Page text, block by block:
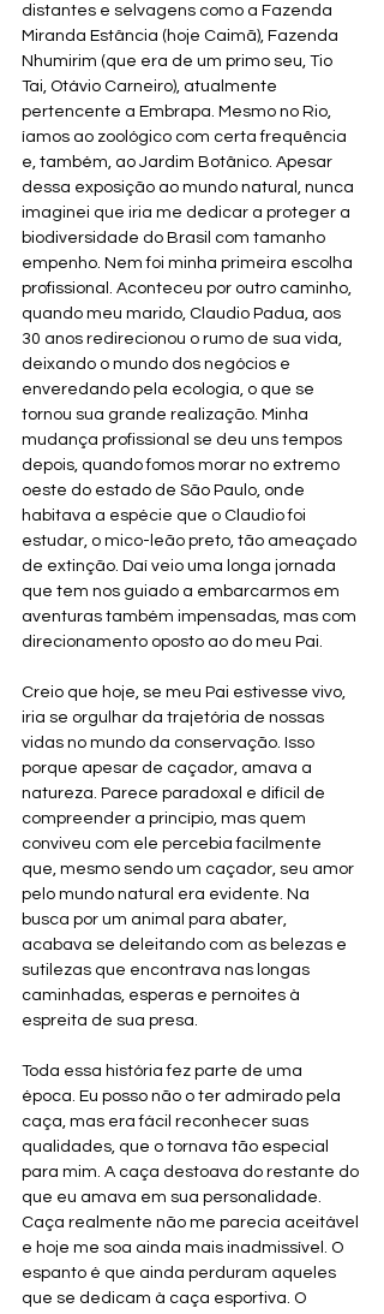
distantes e selvagens como a Fazenda
Miranda Estância (hoje Caimã), Fazenda
Nhumirim (que era de um primo seu, Tio
Tai, Otávio Carneiro), atualmente
pertencente a Embrapa. Mesmo no Rio,
íamos ao zoológico com certa frequência
e, também, ao Jardim Botânico. Apesar
dessa exposição ao mundo natural, nunca
imaginei que iria me dedicar a proteger a
biodiversidade do Brasil com tamanho
empenho. Nem foi minha primeira escolha
profissional. Aconteceu por outro caminho,
quando meu marido, Claudio Padua, aos
30 anos redirecionou o rumo de sua vida,
deixando o mundo dos negócios e
enveredando pela ecologia, o que se
tornou sua grande realização. Minha
mudança profissional se deu uns tempos
depois, quando fomos morar no extremo
oeste do estado de São Paulo, onde
habitava a espécie que o Claudio foi
estudar, o mico-leão preto, tão ameaçado
de extinção. Daí veio uma longa jornada
que tem nos guiado a embarcarmos em
aventuras também impensadas, mas com
direcionamento oposto ao do meu Pai.
Creio que hoje, se meu Pai estivesse vivo,
iria se orgulhar da trajetória de nossas
vidas no mundo da conservação. Isso
porque apesar de caçador, amava a
natureza. Parece paradoxal e difícil de
compreender a princípio, mas quem
conviveu com ele percebia facilmente
que, mesmo sendo um caçador, seu amor
pelo mundo natural era evidente. Na
busca por um animal para abater,
acabava se deleitando com as belezas e
sutilezas que encontrava nas longas
caminhadas, esperas e pernoites à
espreita de sua presa.
Toda essa história fez parte de uma
época. Eu posso não o ter admirado pela
caça, mas era fácil reconhecer suas
qualidades, que o tornava tão especial
para mim. A caça destoava do restante do
que eu amava em sua personalidade.
Caça realmente não me parecia aceitável
e hoje me soa ainda mais inadmissível. O
espanto é que ainda perduram aqueles
que se dedicam à caça esportiva. O